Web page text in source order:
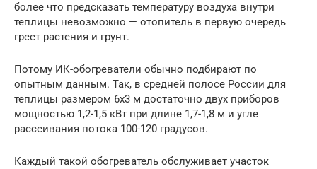
более что предсказать температуру воздуха внутри
теплицы невозможно — отопитель в первую очередь
греет растения и грунт.
Потому ИК-обогреватели обычно подбирают по
опытным данным. Так, в средней полосе России для
теплицы размером 6х3 м достаточно двух приборов
мощностью 1,2-1,5 кВт при длине 1,7-1,8 м и угле
рассеивания потока 100-120 градусов.
Каждый такой обогреватель обслуживает участок